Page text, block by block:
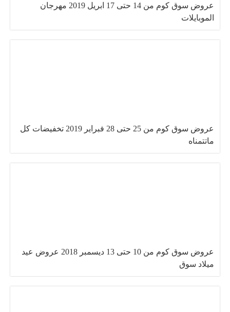
عروض سوق كوم من 14 حتى 17 ابريل 2019 مهرجان
الموبايلات
عروض سوق كوم من 25 حتى 28 فبراير 2019 تخفيضات كل
ماتتمناه
عروض سوق كوم من 10 حتى 13 ديسمبر 2018 عروض عيد
ميلاد سوق